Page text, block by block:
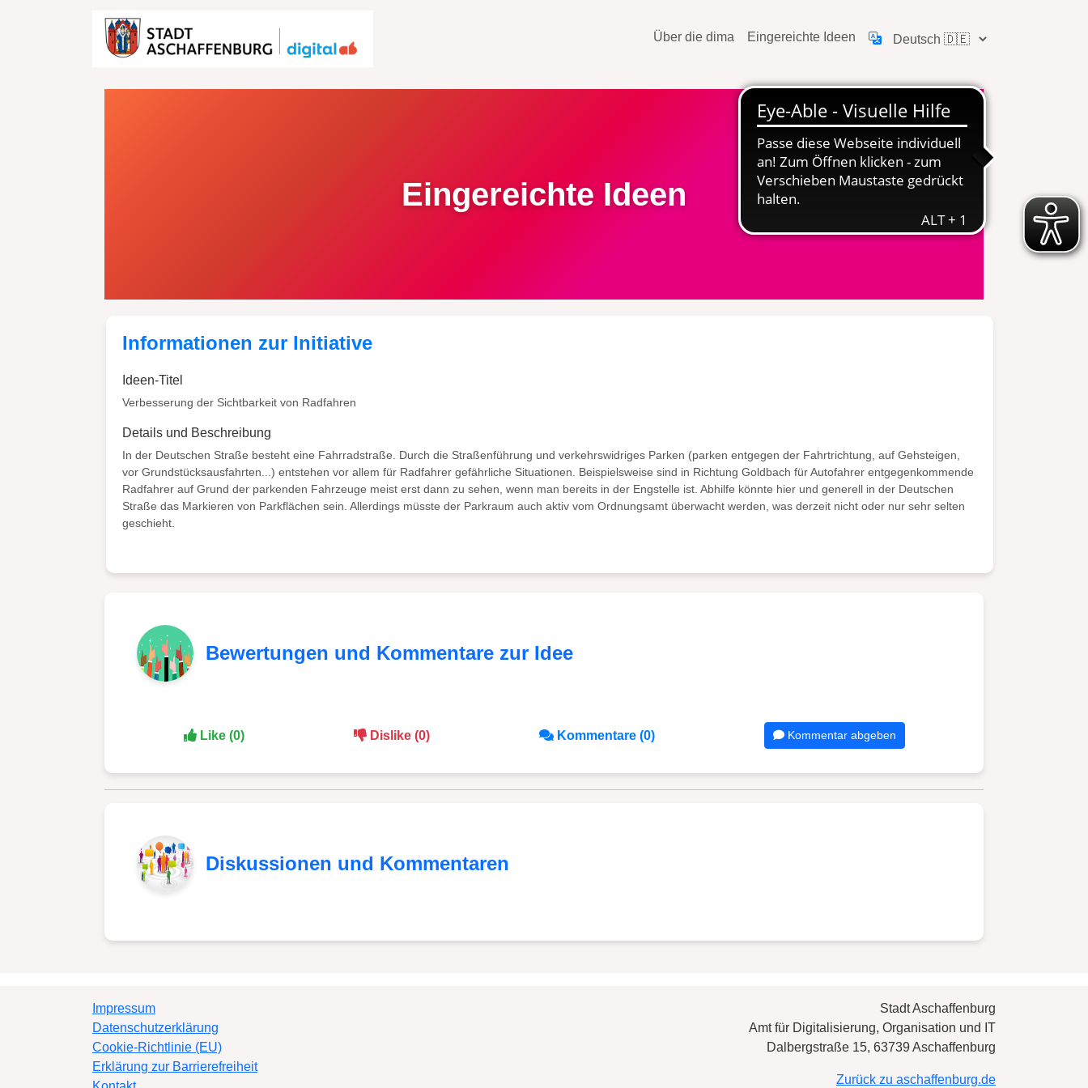
Über die dima Eingereichte Ideen
Eingereichte Ideen
Informationen zur Initiative
Ideen-Titel
Verbesserung der Sichtbarkeit von Radfahren
Details und Beschreibung
In der Deutschen Straße besteht eine Fahrradstraße. Durch die Straßenführung und verkehrswidriges Parken (parken entgegen der Fahrtrichtung, auf Gehsteigen,
vor Grundstücksausfahrten...) entstehen vor allem für Radfahrer gefährliche Situationen. Beispielsweise sind in Richtung Goldbach für Autofahrer entgegenkommende
Radfahrer auf Grund der parkenden Fahrzeuge meist erst dann zu sehen, wenn man bereits in der Engstelle ist. Abhilfe könnte hier und generell in der Deutschen
Straße das Markieren von Parkflächen sein. Allerdings müsste der Parkraum auch aktiv vom Ordnungsamt überwacht werden, was derzeit nicht oder nur sehr selten
geschieht.
Bewertungen und Kommentare zur Idee
Like (0) Dislike (0) Kommentare (0) Kommentar abgeben
Diskussionen und Kommentaren
Impressum
Datenschutzerklärung
Cookie-Richtlinie (EU)
Erklärung zur Barrierefreiheit
Stadt Aschaffenburg
Amt für Digitalisierung, Organisation und IT
Dalbergstraße 15, 63739 Aschaffenburg
Zurück zu aschaffenburg.de